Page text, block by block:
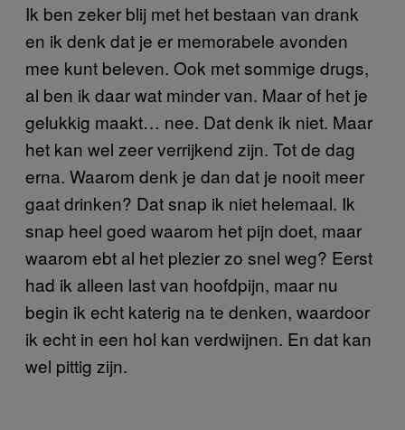
Ik ben zeker blij met het bestaan van drank
en ik denk dat je er memorabele avonden
mee kunt beleven. Ook met sommige drugs,
al ben ik daar wat minder van. Maar of het je
gelukkig maakt… nee. Dat denk ik niet. Maar
het kan wel zeer verrijkend zijn. Tot de dag
erna. Waarom denk je dan dat je nooit meer
gaat drinken? Dat snap ik niet helemaal. Ik
snap heel goed waarom het pijn doet, maar
waarom ebt al het plezier zo snel weg? Eerst
had ik alleen last van hoofdpijn, maar nu
begin ik echt katerig na te denken, waardoor
ik echt in een hol kan verdwijnen. En dat kan
wel pittig zijn.